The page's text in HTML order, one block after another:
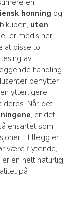
honning og
uten
medisiner
at disse to
av
handling
benytter
ytterligere
Når det
, er det
ensartet som
I tillegg er
være flytende,
er en helt naturlig
på